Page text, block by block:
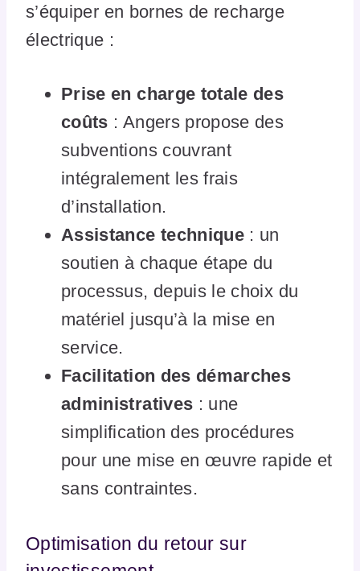
s’équiper en bornes de recharge
électrique :
Prise en charge totale des
coûts : Angers propose des
subventions couvrant
intégralement les frais
d’installation.
Assistance technique : un
soutien à chaque étape du
processus, depuis le choix du
matériel jusqu’à la mise en
service.
Facilitation des démarches
administratives : une
simplification des procédures
pour une mise en œuvre rapide et
sans contraintes.
Optimisation du retour sur